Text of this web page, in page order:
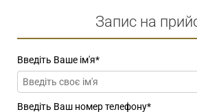
Запис на
Введіть Ваше ім'я*
Введіть Ваш номер телефону*